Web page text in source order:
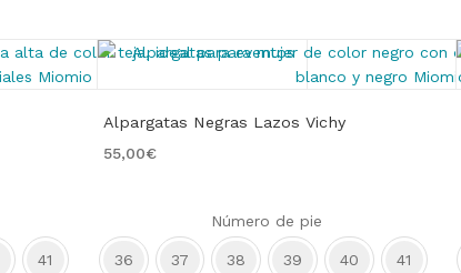
41
Alpargatas Negras Lazos Vichy
55,00€
Número de pie
36 37 38 39 40 41